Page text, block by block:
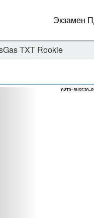
Экзамен
TXT Rookie